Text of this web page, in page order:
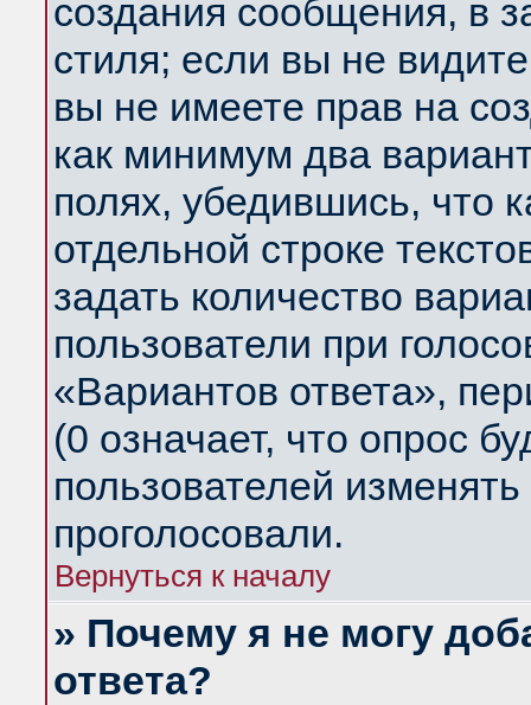
создания сообщения, в
стиля; если вы не
вы не имеете прав на
как минимум два
полях, убедившись, что
отдельной строке
задать количество
пользователи при
«Вариантов ответа»,
(0 означает, что опрос
пользователей
проголосовали.
Вернуться к началу
» Почему я не могу
ответа?